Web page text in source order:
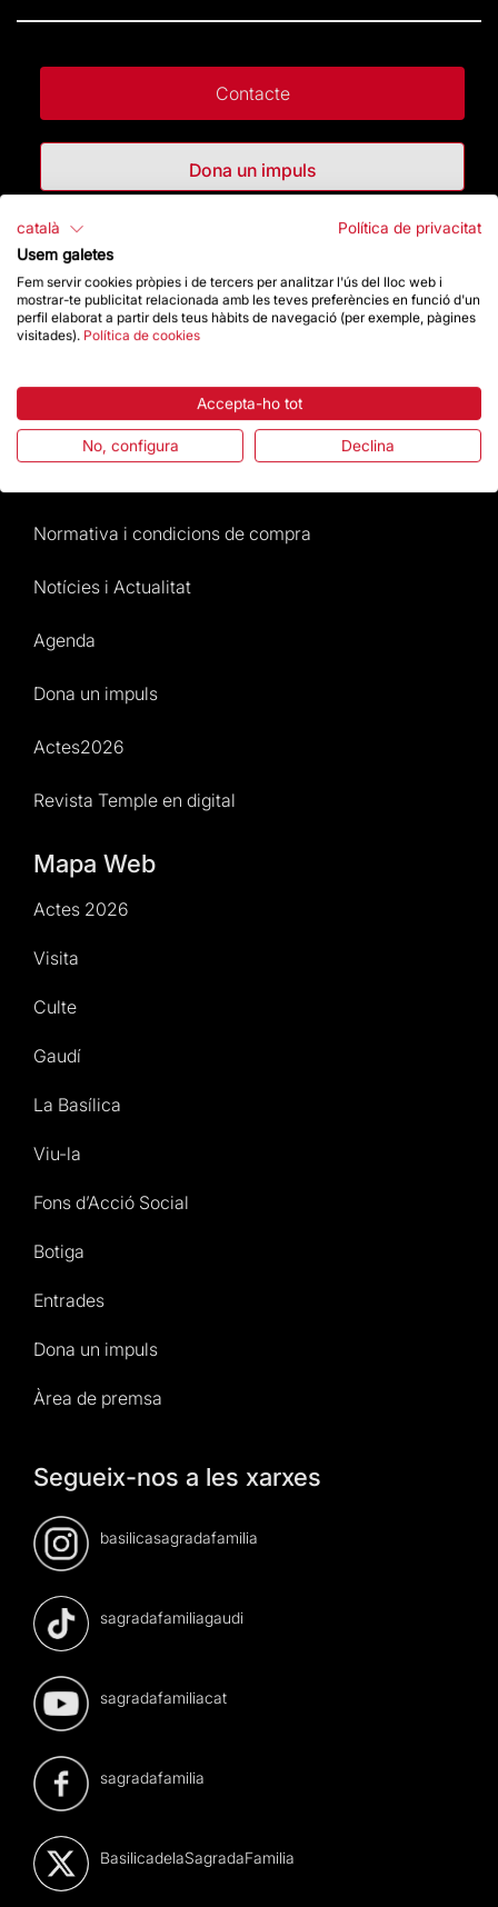
Contacte
Dona un impuls
Destacats
Preguntes freqüents
Normativa i condicions de compra
Notícies i Actualitat
Agenda
Dona un impuls
Actes2026
Revista Temple en digital
Mapa Web
Actes 2026
Visita
Culte
Gaudí
La Basílica
Viu-la
Fons d’Acció Social
Botiga
Entrades
Dona un impuls
Àrea de premsa
Segueix-nos a les xarxes
basilicasagradafamilia
sagradafamiliagaudi
sagradafamiliacat
sagradafamilia
BasilicadelaSagradaFamilia
català
Política de privacitat
Usem galetes
Fem servir cookies pròpies i de tercers per analitzar l'ús del lloc web i
mostrar-te publicitat relacionada amb les teves preferències en funció d'un
perfil elaborat a partir dels teus hàbits de navegació (per exemple, pàgines
visitades). Política de cookies
Accepta-ho tot
No, configura Declina